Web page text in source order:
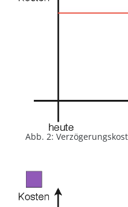
Abb. 2: